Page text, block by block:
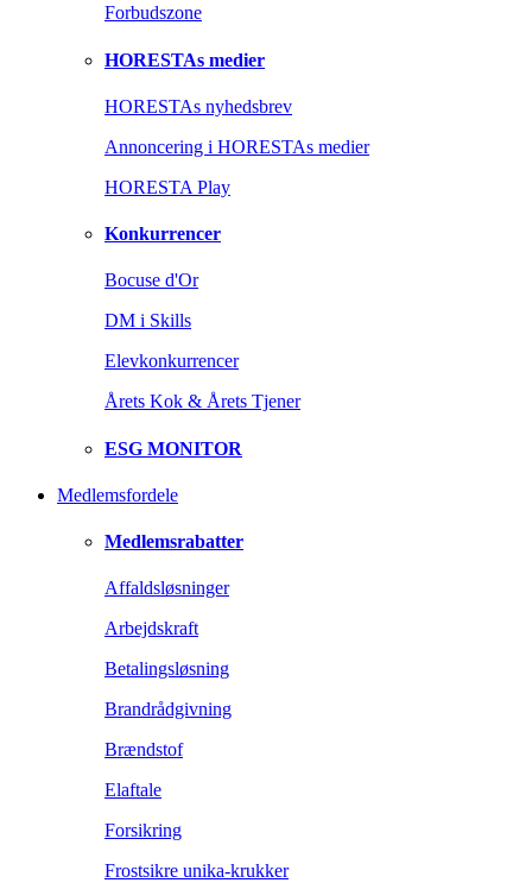
Forbudszone
HORESTAs medier
HORESTAs nyhedsbrev
Annoncering i HORESTAs medier
HORESTA Play
Konkurrencer
Bocuse d'Or
DM i Skills
Elevkonkurrencer
Årets Kok & Årets Tjener
ESG MONITOR
Medlemsfordele
Medlemsrabatter
Affaldsløsninger
Arbejdskraft
Betalingsløsning
Brandrådgivning
Brændstof
Elaftale
Forsikring
Frostsikre unika-krukker